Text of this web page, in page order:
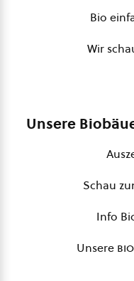
Bio
Wir
Unsere
Schau
Info
Unsere